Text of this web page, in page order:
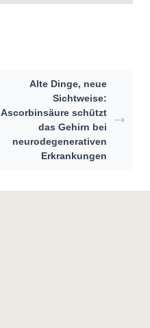
Alte Dinge, neue
Sichtweise:
Ascorbinsäure schützt
das Gehirn bei
neurodegenerativen
Erkrankungen